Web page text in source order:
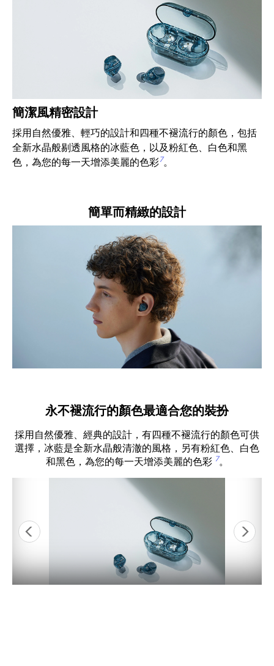
簡潔風精密設計
採用自然優雅、輕巧的設計和四種不褪流行的顏色，包括
全新水晶般剔透風格的冰藍色，以及粉紅色、白色和黑
色，為您的每一天增添美麗的色彩7。
簡單而精緻的設計
永不褪流行的顏色最適合您的裝扮
採用自然優雅、經典的設計，有四種不褪流行的顏色可供
選擇，冰藍是全新水晶般清澈的風格，另有粉紅色、白色
和黑色，為您的每一天增添美麗的色彩 7。